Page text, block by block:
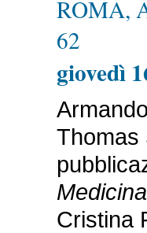
ROMA,
62
giovedì
Thomas
Cristina